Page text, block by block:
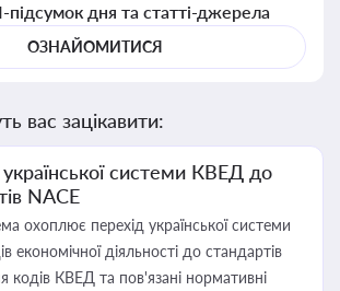
дня та статті-джерела
ОЗНАЙОМИТИСЯ
вас зацікавити:
системи КВЕД до
NACE
охоплює перехід української системи
економічної діяльності до стандартів
кодів КВЕД та пов'язані нормативні